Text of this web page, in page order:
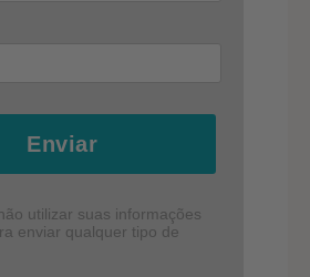
Enviar
utilizar suas informações
enviar qualquer tipo de